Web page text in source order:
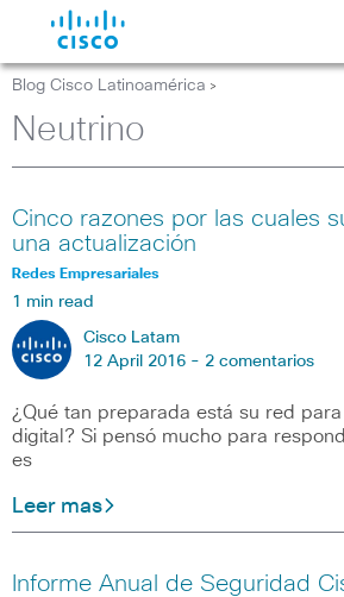
Blog Cisco Latinoamérica >
Neutrino
Cinco razones por las cuales
una actualización
Redes Empresariales
1 min read
Cisco Latam
12 April 2016 - 2 comentarios
¿Qué tan preparada está su red
digital? Si pensó mucho para
es
Leer mas
Informe Anual de Seguridad